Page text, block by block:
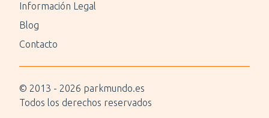
Información Legal
Blog
Contacto
© 2013 - 2026 parkmundo.es
Todos los derechos reservados